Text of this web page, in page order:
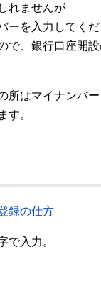
れませんが
ーを入力してく
で、銀行口座開
所はマイナンバ
す。
で入力。